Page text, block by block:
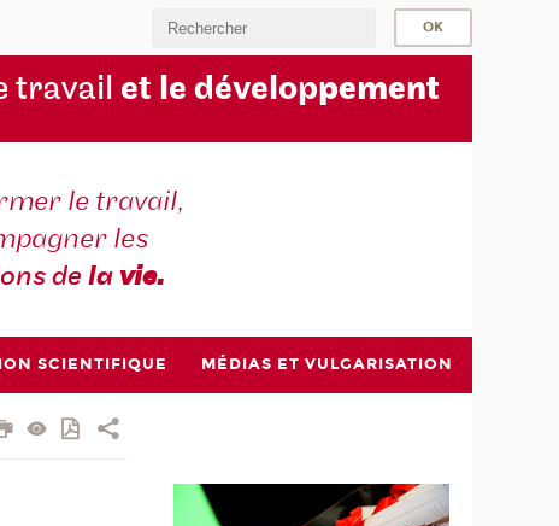
travail et le développement
le travail,
les
de lavie.
SCIENTIFIQUE MÉDIAS ET VULGARISATION